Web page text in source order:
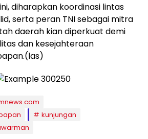
diharapkan koordinasi lintas
serta peran TNI sebagai mitra
daerah kian diperkuat demi
dan kesejahteraan
kunjungan